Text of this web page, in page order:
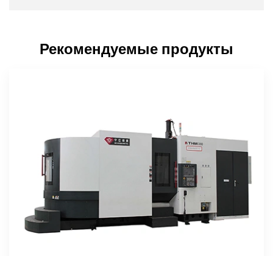
Рекомендуемые продукты